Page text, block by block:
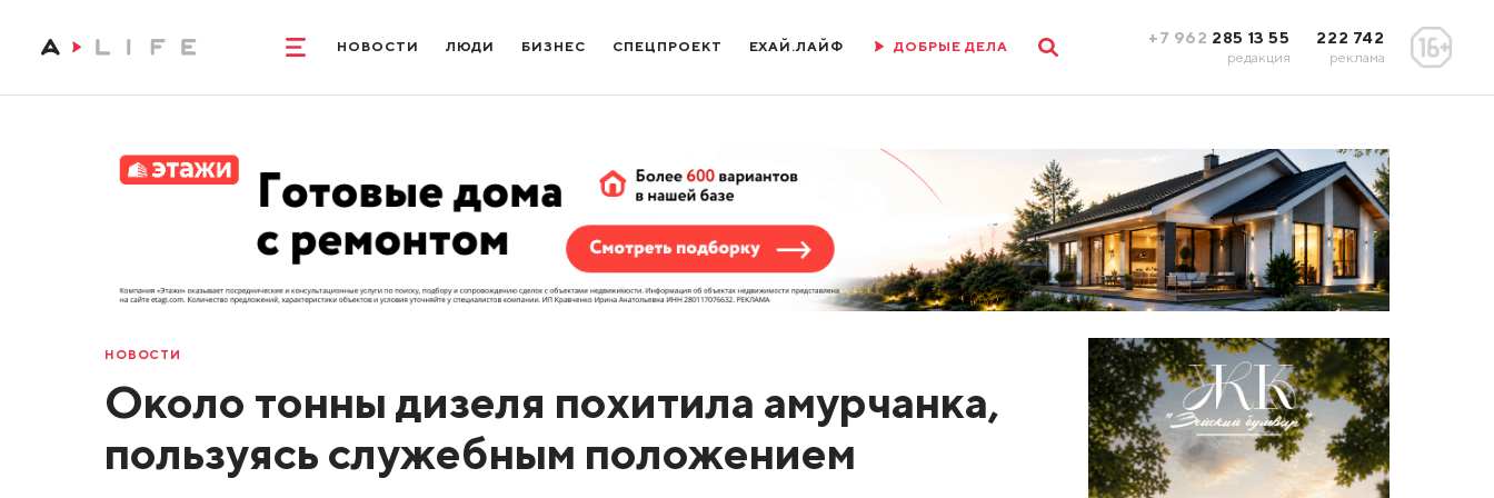
НОВОСТИ ЛЮДИ БИЗНЕС СПЕЦПРОЕКТ ЕХАЙ.ЛАЙФ ДОБРЫЕ ДЕЛА +7 962 285 13 55
редакция
222 742
реклама
НОВОСТИ
Около тонны дизеля похитила амурчанка,
пользуясь служебным положением